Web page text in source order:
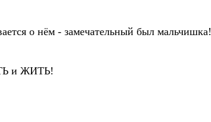
о нём - замечательный был мальчишка!
и ЖИТЬ!